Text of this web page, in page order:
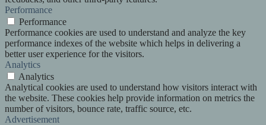
Performance
Performance
Performance cookies are used to understand and analyze the key
performance indexes of the website which helps in delivering a
better user experience for the visitors.
Analytics
Analytics
Analytical cookies are used to understand how visitors interact with
the website. These cookies help provide information on metrics the
number of visitors, bounce rate, traffic source, etc.
Advertisement